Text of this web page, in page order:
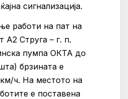
сигнализација.
работи на пат на
А2 Струга – г. п.
пумпа ОКТА до
брзината е
ч. На местото на
е поставена